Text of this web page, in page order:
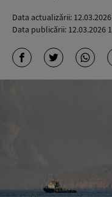
Data actualizării:
Data publicării: 12.03.2026